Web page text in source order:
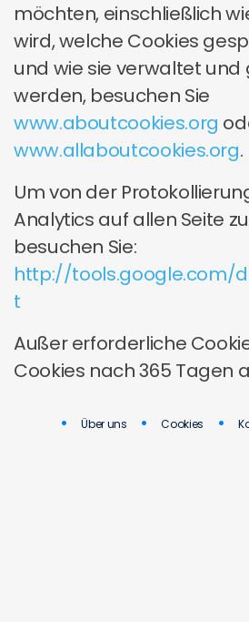
möchten, einschließlich
wird, welche Cookies
und wie sie verwaltet und
werden, besuchen Sie
www.aboutcookies.org
www.allaboutcookies.org.
Um von der
Analytics auf allen Seite
besuchen Sie:
http://tools.google.com/
t
Außer erforderliche
Cookies nach 365 Tagen
Über uns Cookies